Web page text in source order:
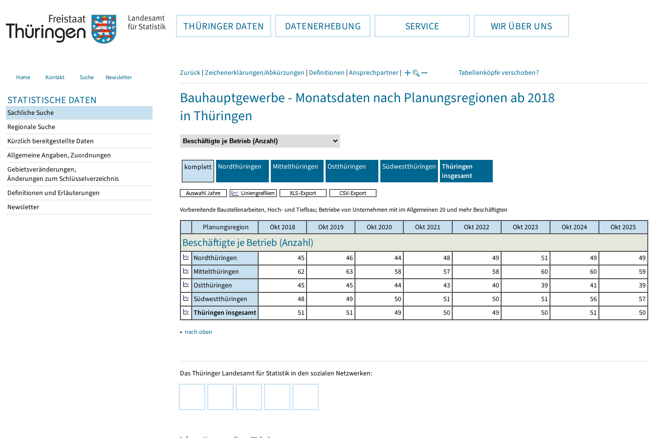
THÜRINGER DATEN DATENERHEBUNG SERVICE WIR ÜBER UNS
Home Kontakt Suche Newsletter
STATISTISCHE DATEN
Sachliche Suche
Regionale Suche
Kürzlich bereitgestellte Daten
Allgemeine Angaben, Zuordnungen
Gebietsveränderungen,
Änderungen zum Schlüsselverzeichnis
Definitionen und Erläuterungen
Newsletter
Zurück | Zeichenerklärungen/Abkürzungen | Definitionen | Ansprechpartner | Tabellenköpfe verschoben?
Bauhauptgewerbe - Monatsdaten nach Planungsregionen ab 2018
in Thüringen
komplett Nordthüringen Mittelthüringen Ostthüringen Südwestthüringen
Thüringen
insgesamt
Vorbereitende Baustellenarbeiten, Hoch- und Tiefbau; Betriebe von Unternehmen mit im Allgemeinen 20 und mehr Beschäftigten
Planungsregion Okt 2018 Okt 2019 Okt 2020 Okt 2021 Okt 2022 Okt 2023 Okt 2024 Okt 2025
Beschäftigte je Betrieb (Anzahl)
Nordthüringen 45 46 44 48 49 51 49
49
Mittelthüringen
62 63 58 57 58 60 60
59
Ostthüringen
45 45 44 43 40 39 41
39
Südwestthüringen
48 49 50 51 50 51 56
57
Thüringen insgesamt
51 51 49 50 49 50 51 50
▴ nach oben
Das Thüringer Landesamt für Statistik in den sozialen Netzwerken: